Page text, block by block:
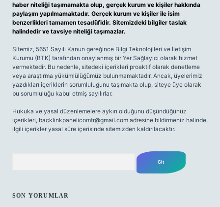
haber niteliği taşımamakta olup, gerçek kurum ve kişiler hakkında
paylaşım yapılmamaktadır. Gerçek kurum ve kişiler ile isim
benzerlikleri tamamen tesadüfidir. Sitemizdeki bilgiler taslak
halindedir ve tavsiye niteliği taşımazlar.
Sitemiz, 5651 Sayılı Kanun gereğince Bilgi Teknolojileri ve İletişim
Kurumu (BTK) tarafından onaylanmış bir Yer Sağlayıcı olarak hizmet
vermektedir. Bu nedenle, sitedeki içerikleri proaktif olarak denetleme
veya araştırma yükümlülüğümüz bulunmamaktadır. Ancak, üyelerimiz
yazdıkları içeriklerin sorumluluğunu taşımakta olup, siteye üye olarak
bu sorumluluğu kabul etmiş sayılırlar.
Hukuka ve yasal düzenlemelere aykırı olduğunu düşündüğünüz
içerikleri, backlinkpanelicomtr@gmail.com adresine bildirmeniz halinde,
ilgili içerikler yasal süre içerisinde sitemizden kaldırılacaktır.
SON YORUMLAR